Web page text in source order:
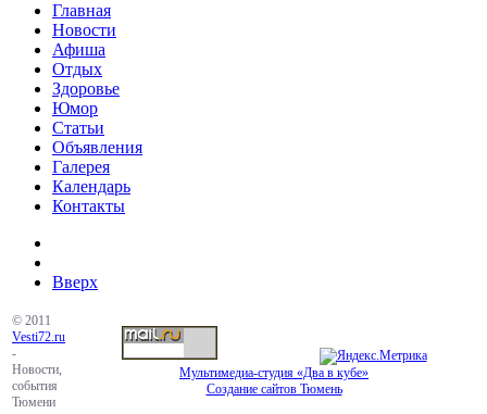
Главная
Новости
Афиша
Отдых
Здоровье
Юмор
Статьи
Объявления
Галерея
Календарь
Контакты
Вверх
© 2011
Vesti72.ru
-
Новости,
события
Тюмени
Мультимедиа-студия «Два в кубе»
Создание сайтов Тюмень